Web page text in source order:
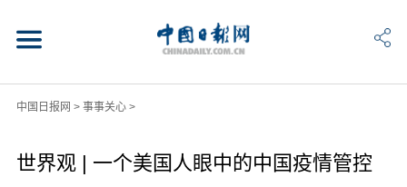
中国日报网 > 事事关心>
世界观 | 一个美国人眼中的中国疫情管控